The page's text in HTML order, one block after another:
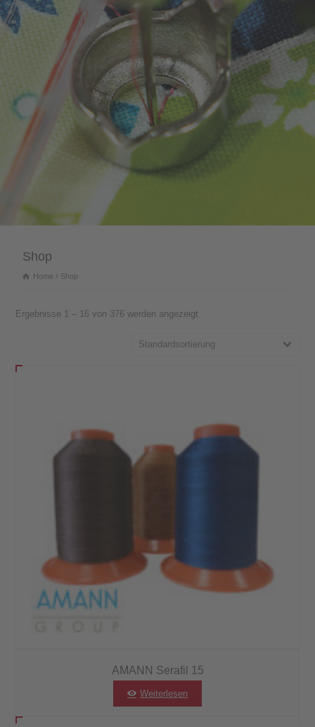
Shop
Home Shop
Ergebnisse 1 – 16 von 376 werden angezeigt
Standardsortierung
AMANN Serafil 15
Weiterlesen